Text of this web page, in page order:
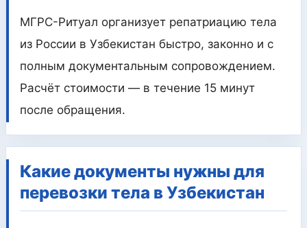
МГРС-Ритуал организует репатриацию тела
из России в Узбекистан быстро, законно и с
полным документальным сопровождением.
Расчёт стоимости — в течение 15 минут
после обращения.
Какие документы нужны для
перевозки тела в Узбекистан